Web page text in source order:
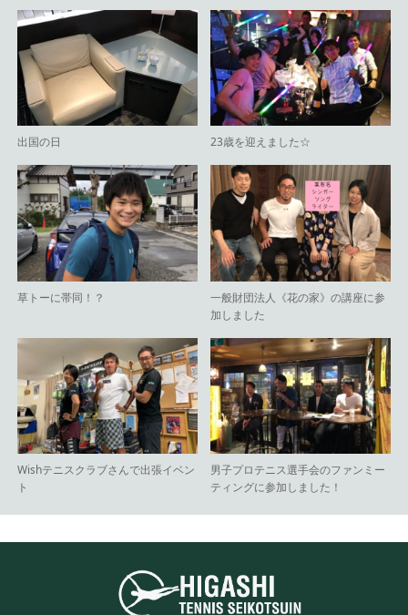
出国の日 23歳を迎えました☆
草トーに帯同！？
一般財団法人《花の家》の講座に参
加しました
Wishテニスクラブさんで出張イベン
ト
男子プロテニス選手会のファンミー
ティングに参加しました！